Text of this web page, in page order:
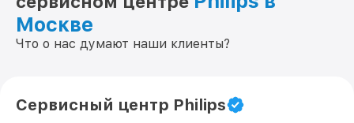
Москве
Что о нас думают наши клиенты?
Сервисный центр Philips